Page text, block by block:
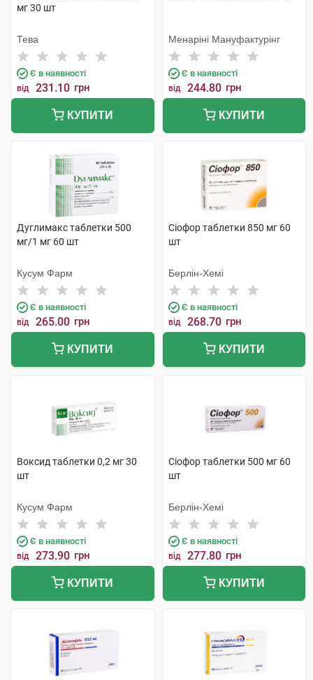
мг 30 шт
Тева
Є в наявності
від 231.10 грн
КУПИТИ
Менаріні Мануфактурінг
Є в наявності
від 244.80 грн
КУПИТИ
Дуглимакс таблетки 500
мг/1 мг 60 шт
Кусум Фарм
Є в наявності
від 265.00 грн
КУПИТИ
Сіофор таблетки 850 мг 60
шт
Берлін-Хемі
Є в наявності
від 268.70 грн
КУПИТИ
Воксид таблетки 0,2 мг 30
шт
Кусум Фарм
Є в наявності
від 273.90 грн
КУПИТИ
Сіофор таблетки 500 мг 60
шт
Берлін-Хемі
Є в наявності
від 277.80 грн
КУПИТИ